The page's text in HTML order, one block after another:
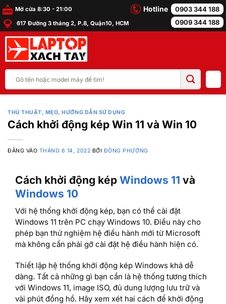
Bỏ
qua
nội
dung
Mở cửa 8:30 - 21:00
617 Đường 3 tháng 2, P.8, Quận10, HCM
Hotline
0903 344 188
0909 344 188
kiếm:
THỦ THUẬT, MẸO, HƯỚNG DẪN SỬ DỤNG
Cách khởi động kép Win 11 và Win 10
ĐĂNG VÀO THÁNG 6 14, 2022 BỞI ĐÔNG PHƯƠNG
Cách khởi động kép Windows 11 và
Windows 10
Với hệ thống khởi động kép, bạn có thể cài đặt
Windows 11 trên PC chạy Windows 10. Điều này cho
phép bạn thử nghiệm hệ điều hành mới từ Microsoft
mà không cần phải gỡ cài đặt hệ điều hành hiện có.
Thiết lập hệ thống khởi động kép Windows khá dễ
dàng. Tất cả những gì bạn cần là hệ thống tương thích
với Windows 11, image ISO, đủ dung lượng lưu trữ và
vài phút đồng hồ. Hãy xem xét hai cách để khởi động